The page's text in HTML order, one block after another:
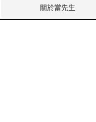
關於當先生